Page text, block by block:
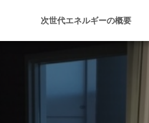
次世代エネルギーの概要